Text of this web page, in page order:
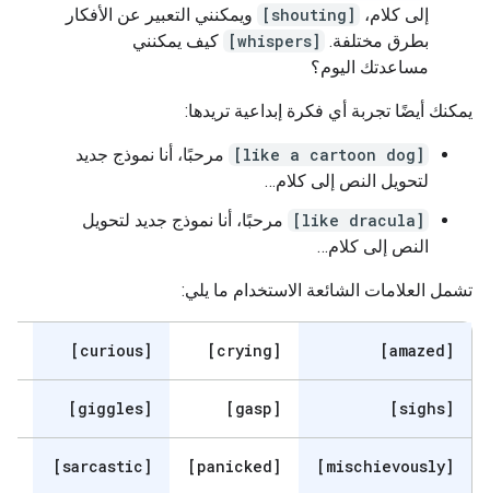
إلى كلام، [shouting]
ويمكنني التعبير عن الأفكار
بطرق مختلفة. [whispers] كيف يمكنني
مساعدتك اليوم؟
يمكنك أيضًا تجربة أي فكرة إبداعية تريدها:
[like a cartoon dog]
مرحبًا، أنا نموذج جديد
لتحويل النص إلى كلام…
[like dracula]
مرحبًا، أنا نموذج جديد لتحويل
النص إلى كلام…
تشمل العلامات الشائعة الاستخدام ما يلي:
[amazed]
[crying]
[curious]
[sighs]
[gasp]
[giggles]
[mischievously]
[panicked]
[sarcastic]